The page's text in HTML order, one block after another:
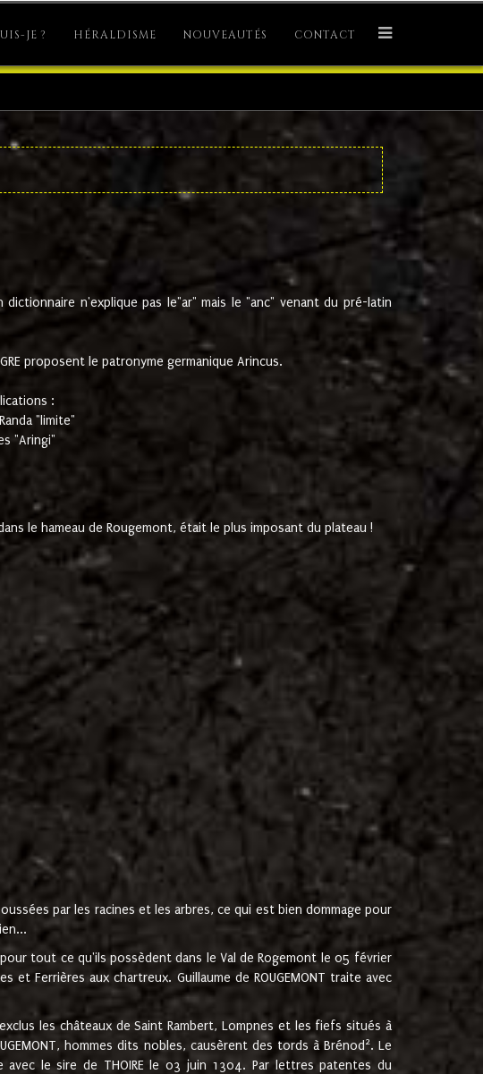
JE ? HÉRALDISME NOUVEAUTÉS CONTACT
dictionnaire n'explique pas le"ar" mais le "anc" venant du pré-latin
proposent le patronyme germanique Arincus.
:
"limite"
"Aringi"
le hameau de Rougemont, était le plus imposant du plateau !
par les racines et les arbres, ce qui est bien dommage pour
pour tout ce qu'ils possèdent dans le Val de Rogemont le 05 février
et Ferrières aux chartreux. Guillaume de ROUGEMONT traite avec
les châteaux de Saint Rambert, Lompnes et les fiefs situés à
hommes dits nobles, causèrent des tords à Brénod 2. Le
avec le sire de THOIRE le 03 juin 1304. Par lettres patentes du